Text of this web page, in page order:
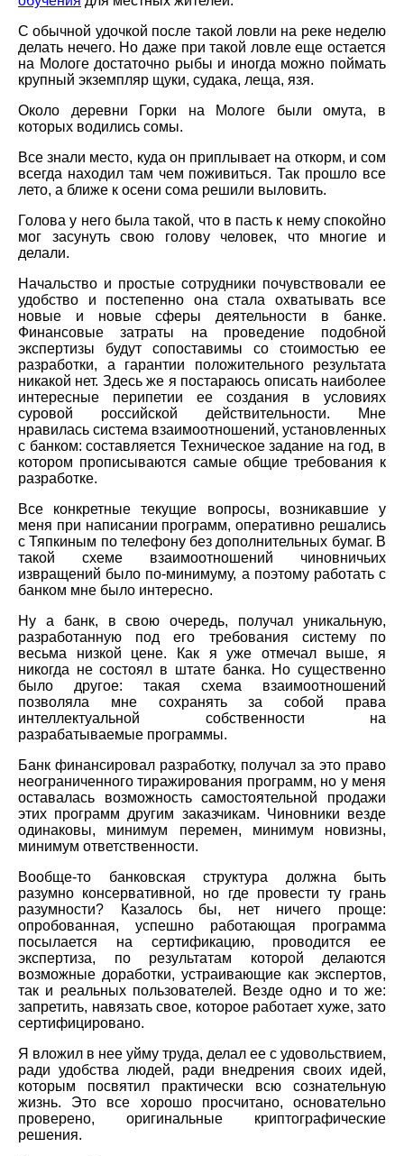
С обычной удочкой после такой ловли на реке неделю
делать нечего. Но даже при такой ловле еще остается
на Мологе достаточно рыбы и иногда можно поймать
крупный экземпляр щуки, судака, леща, язя.
Около деревни Горки на Мологе были омута, в
которых водились сомы.
Все знали место, куда он приплывает на откорм, и сом
всегда находил там чем поживиться. Так прошло все
лето, а ближе к осени сома решили выловить.
Голова у него была такой, что в пасть к нему спокойно
мог засунуть свою голову человек, что многие и
делали.
Начальство и простые сотрудники почувствовали ее
удобство и постепенно она стала охватывать все
новые и новые сферы деятельности в банке.
Финансовые затраты на проведение подобной
экспертизы будут сопоставимы со стоимостью ее
разработки, а гарантии положительного результата
никакой нет. Здесь же я постараюсь описать наиболее
интересные перипетии ее создания в условиях
суровой российской действительности. Мне
нравилась система взаимоотношений, установленных
с банком: составляется Техническое задание на год, в
котором прописываются самые общие требования к
разработке.
Все конкретные текущие вопросы, возникавшие у
меня при написании программ, оперативно решались
с Тяпкиным по телефону без дополнительных бумаг. В
такой схеме взаимоотношений чиновничьих
извращений было по-минимуму, а поэтому работать с
банком мне было интересно.
Ну а банк, в свою очередь, получал уникальную,
разработанную под его требования систему по
весьма низкой цене. Как я уже отмечал выше, я
никогда не состоял в штате банка. Но существенно
было другое: такая схема взаимоотношений
позволяла мне сохранять за собой права
интеллектуальной собственности на
разрабатываемые программы.
Банк финансировал разработку, получал за это право
неограниченного тиражирования программ, но у меня
оставалась возможность самостоятельной продажи
этих программ другим заказчикам. Чиновники везде
одинаковы, минимум перемен, минимум новизны,
минимум ответственности.
Вообще-то банковская структура должна быть
разумно консервативной, но где провести ту грань
разумности? Казалось бы, нет ничего проще:
опробованная, успешно работающая программа
посылается на сертификацию, проводится ее
экспертиза, по результатам которой делаются
возможные доработки, устраивающие как экспертов,
так и реальных пользователей. Везде одно и то же:
запретить, навязать свое, которое работает хуже, зато
сертифицировано.
Я вложил в нее уйму труда, делал ее с удовольствием,
ради удобства людей, ради внедрения своих идей,
которым посвятил практически всю сознательную
жизнь. Это все хорошо просчитано, основательно
проверено, оригинальные криптографические
решения.